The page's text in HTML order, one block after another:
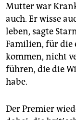
Mutter war
auch. Er wisse
leben, sagte
Familien, für die
kommen, nicht
führen, die die
habe.
Der Premier